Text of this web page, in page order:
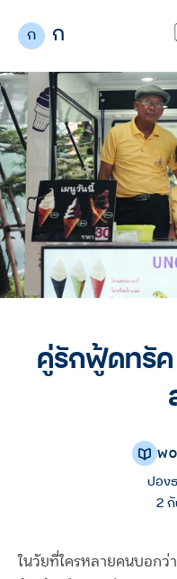
ก ก
คู่รักฟู้ดทรัค
ปอง
2
ในวัยที่ใครหลายคนบอกว่